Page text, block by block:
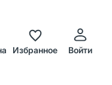
Избранное Войти